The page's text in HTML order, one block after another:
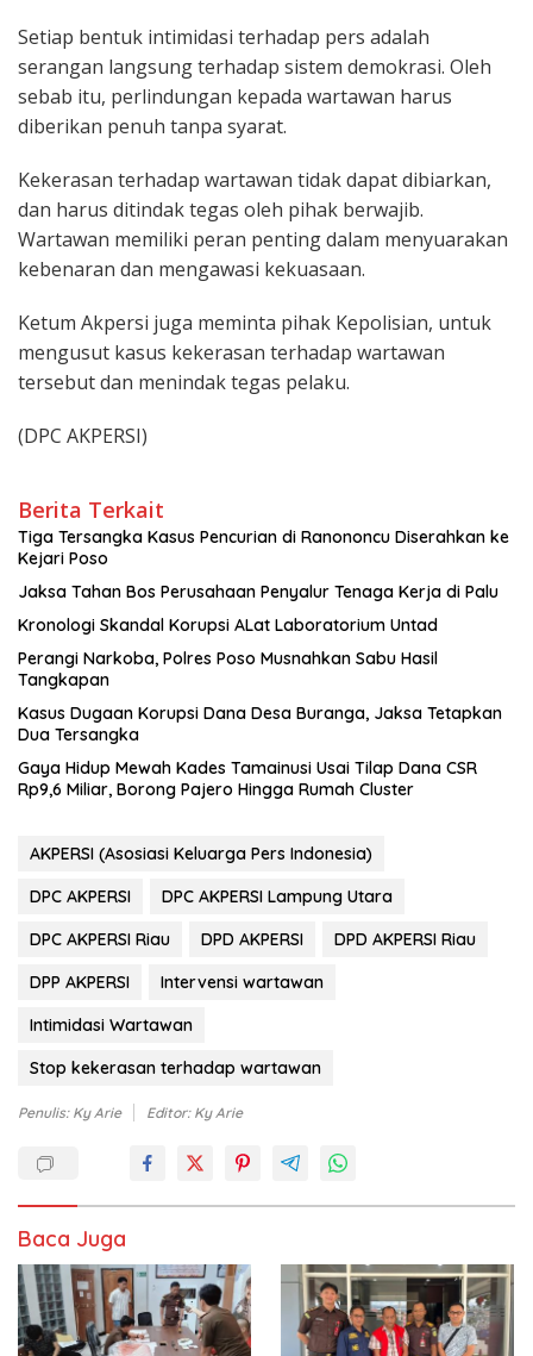
Setiap bentuk intimidasi terhadap pers adalah
serangan langsung terhadap sistem demokrasi. Oleh
sebab itu, perlindungan kepada wartawan harus
diberikan penuh tanpa syarat.
‎Kekerasan terhadap wartawan tidak dapat dibiarkan,
dan harus ditindak tegas oleh pihak berwajib.
Wartawan memiliki peran penting dalam menyuarakan
kebenaran dan mengawasi kekuasaan.
Ketum Akpersi juga meminta pihak Kepolisian, untuk
mengusut kasus kekerasan terhadap wartawan
tersebut dan menindak tegas pelaku.
(DPC AKPERSI)
Berita Terkait
Tiga Tersangka Kasus Pencurian di Ranononcu Diserahkan ke
Kejari Poso
Jaksa Tahan Bos Perusahaan Penyalur Tenaga Kerja di Palu
Kronologi Skandal Korupsi ALat Laboratorium Untad
Perangi Narkoba, Polres Poso Musnahkan Sabu Hasil
Tangkapan
Kasus Dugaan Korupsi Dana Desa Buranga, Jaksa Tetapkan
Dua Tersangka
Gaya Hidup Mewah Kades Tamainusi Usai Tilap Dana CSR
Rp9,6 Miliar, Borong Pajero Hingga Rumah Cluster
AKPERSI (Asosiasi Keluarga Pers Indonesia)
DPC AKPERSI
DPC AKPERSI Lampung Utara
DPC AKPERSI Riau
DPD AKPERSI
DPD AKPERSI Riau
DPP AKPERSI
Intervensi wartawan
Intimidasi Wartawan
Stop kekerasan terhadap wartawan
Penulis: Ky Arie Editor: Ky Arie
Baca Juga